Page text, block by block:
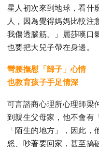
星人初次來到地球，看什
人，因為覺得媽媽比較注
我傷透腦筋。」麗莎嘆口
也要把大兒子帶在身邊。
彎腰撫慰「歸子」心情
也教育孩子手足情深
可言諮商心理所心理師梁
到親生父母家，他不會有
「陌生的地方」，因此
怒、吵著要回家，甚至搞